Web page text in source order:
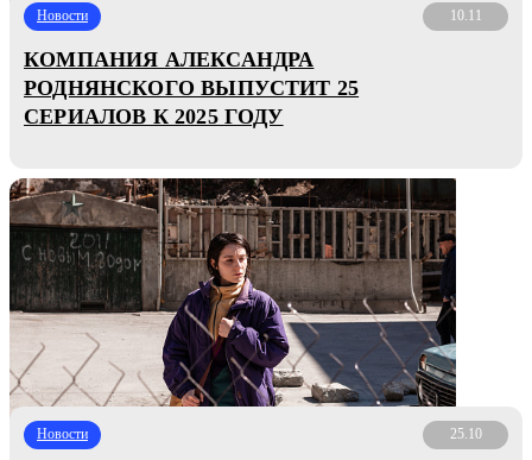
Новости 10.11
КОМПАНИЯ АЛЕКСАНДРА
РОДНЯНСКОГО ВЫПУСТИТ 25
СЕРИАЛОВ К 2025 ГОДУ
Новости 25.10